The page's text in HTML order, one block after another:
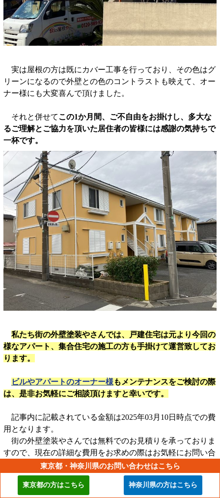
実は屋根の方は既にカバー工事を行っており、その色はグ
リーンになるので外壁との色のコントラストも映えて、オー
ナー様にも大変喜んで頂けました。
それと併せてこの1か月間、ご不自由をお掛けし、多大な
るご理解とご協力を頂いた居住者の皆様には感謝の気持ちで
一杯です。
私たち街の外壁塗装やさんでは、戸建住宅は元より今回の
様なアパート、集合住宅の施工の方も手掛けて運営致してお
ります。
ビルやアパートのオーナー様もメンテナンスをご検討の際
は、是非お気軽にご相談頂けますと幸いです。
記事内に記載されている金額は2025年03月10日時点での費
用となります。
街の外壁塗装やさんでは無料でのお見積りを承っておりま
すので、現在の詳細な費用をお求めの際はお気軽にお問い合
わせください。
外壁塗装、屋根塗装、 外壁・屋根塗装、ベランダ防水の料
金プランはそれぞれのリンクからご確認いただけます。
東京都・神奈川県のお問い合わせはこちら
東京都の方はこちら 神奈川県の方はこちら